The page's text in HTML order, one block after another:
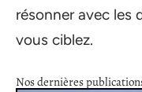
résonner avec les
vous ciblez.
Nos dernières